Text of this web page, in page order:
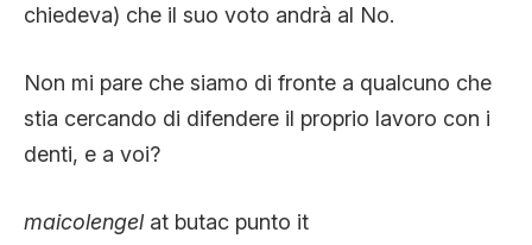
chiedeva) che il suo voto andrà al No.
Non mi pare che siamo di fronte a qualcuno che
stia cercando di difendere il proprio lavoro con i
denti, e a voi?
maicolengelat butac punto it